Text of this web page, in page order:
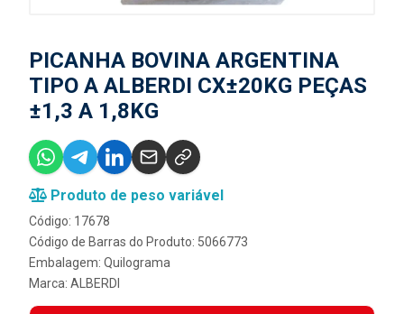
PICANHA BOVINA ARGENTINA
TIPO A ALBERDI CX±20KG PEÇAS
±1,3 A 1,8KG
Produto de peso variável
Código: 17678
Código de Barras do Produto: 5066773
Embalagem: Quilograma
Marca: ALBERDI